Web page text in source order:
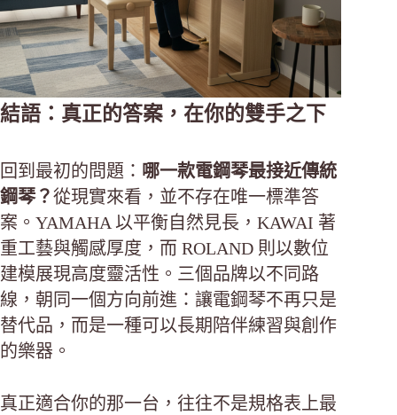
結語：真正的答案，在你的雙手之下
回到最初的問題： 哪一款電鋼琴最接近傳統
鋼琴？從現實來看，並不存在唯一標準答
案。YAMAHA 以平衡自然見長，KAWAI 著
重工藝與觸感厚度，而 ROLAND 則以數位
建模展現高度靈活性。三個品牌以不同路
線，朝同一個方向前進：讓電鋼琴不再只是
替代品，而是一種可以長期陪伴練習與創作
的樂器。
真正適合你的那一台，往往不是規格表上最